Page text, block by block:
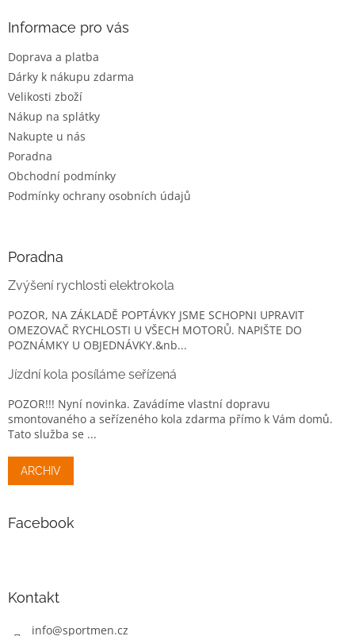
Informace pro vás
Doprava a platba
Dárky k nákupu zdarma
Velikosti zboží
Nákup na splátky
Nakupte u nás
Poradna
Obchodní podmínky
Podmínky ochrany osobních údajů
Poradna
Zvýšení rychlosti elektrokola
POZOR, NA ZÁKLADĚ POPTÁVKY JSME SCHOPNI UPRAVIT
OMEZOVAČ RYCHLOSTI U VŠECH MOTORŮ. NAPIŠTE DO
POZNÁMKY U OBJEDNÁVKY.&nb...
Jízdní kola posíláme seřízená
POZOR!!! Nyní novinka. Zavádíme vlastní dopravu
smontovaného a seřízeného kola zdarma přímo k Vám domů.
Tato služba se ...
ARCHIV
Facebook
Kontakt
info@sportmen.cz